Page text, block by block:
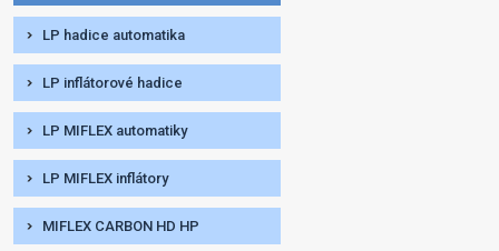
LP hadice automatika
LP inflátorové hadice
LP MIFLEX automatiky
LP MIFLEX inflátory
MIFLEX CARBON HD HP